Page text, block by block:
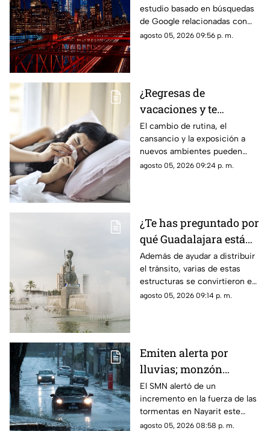
Unidos
estudio basado en búsquedas
de Google relacionadas con
citas, restaurantes, propuestas
agosto 05, 2026 09:56 p. m.
¿Regresas de
vacaciones y te
enfermas? Estas son
las razones
El cambio de rutina, el
cansancio y la exposición a
nuevos ambientes pueden
afectar al organismo justo al
agosto 05, 2026 09:24 p. m.
¿Te has preguntado por
qué Guadalajara está
llena de glorietas? Esta
es la razón
Además de ayudar a distribuir
el tránsito, varias de estas
estructuras se convirtieron en
símbolos de la ciudad y puntos
agosto 05, 2026 09:14 p. m.
Emiten alerta por
lluvias; monzón
mexicano intensificará
las tormentas en
Nayarit
El SMN alertó de un
incremento en la fuerza de las
tormentas en Nayarit este
jueves 6 de agosto
agosto 05, 2026 08:58 p. m.